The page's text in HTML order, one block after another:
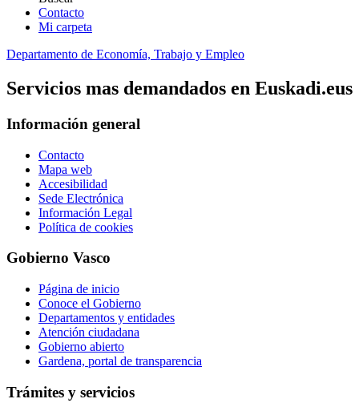
Contacto
Mi carpeta
Departamento de Economía, Trabajo y Empleo
Servicios mas demandados en Euskadi.eus
Información general
Contacto
Mapa web
Accesibilidad
Sede Electrónica
Información Legal
Política de cookies
Gobierno Vasco
Página de inicio
Conoce el Gobierno
Departamentos y entidades
Atención ciudadana
Gobierno abierto
Gardena, portal de transparencia
Trámites y servicios